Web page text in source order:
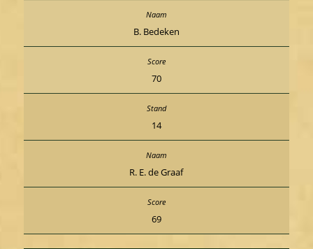
B. Bedeken
70
14
R. E. de Graaf
69